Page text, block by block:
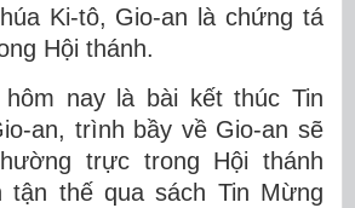
Ki-tô, Gio-an là chứng tá
Hội thánh.
nay là bài kết thúc Tin
an, trình bầy về Gio-an sẽ
trực trong Hội thánh
tận thế qua sách Tin Mừng